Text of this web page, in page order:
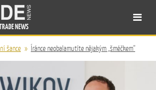
NEWS
šance » Íránce neobalamutíte nějakým „šméčkem“